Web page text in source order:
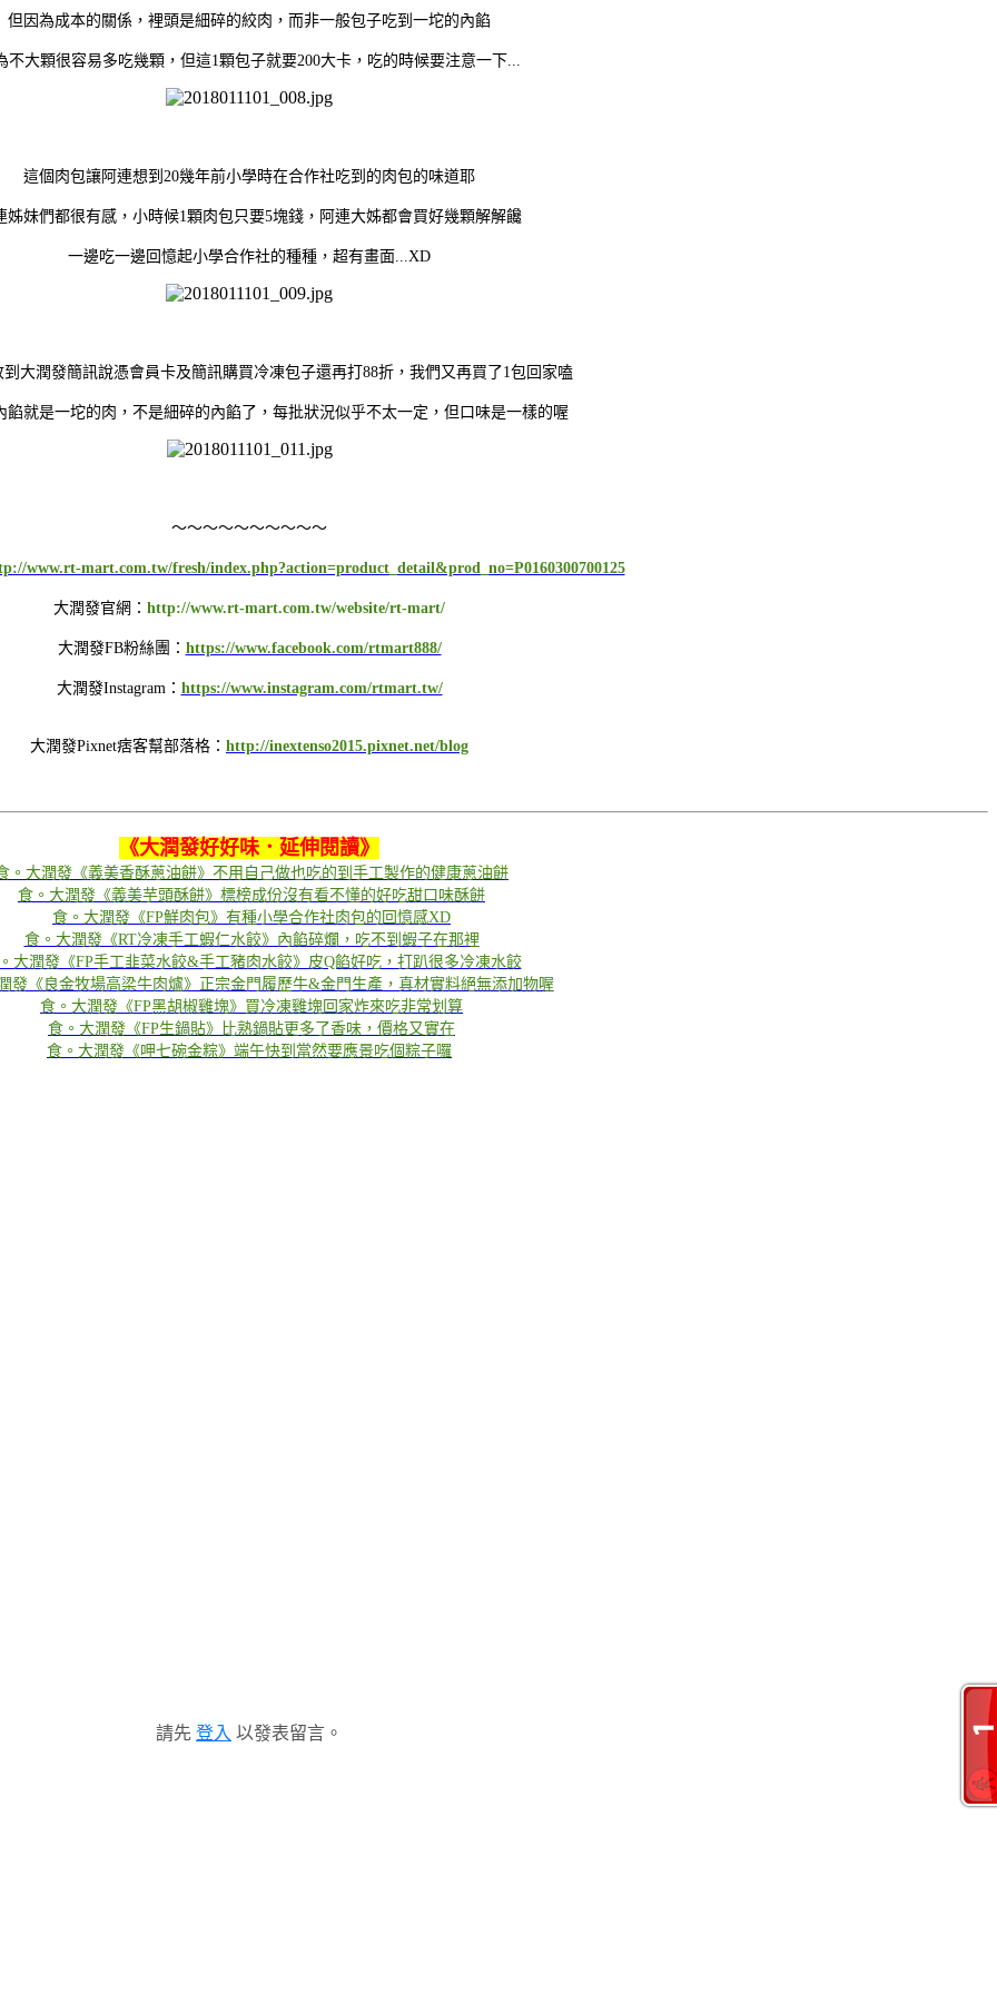
但因為成本的關係，裡頭是細碎的絞肉，而非一般包子吃到一坨的內餡
不大顆很容易多吃幾顆，但這1顆包子就要200大卡，吃的時候要注意一下...
這個肉包讓阿連想到20幾年前小學時在合作社吃到的肉包的味道耶
姊妹們都很有感，小時候1顆肉包只要5塊錢，阿連大姊都會買好幾顆解解饞
一邊吃一邊回憶起小學合作社的種種，超有畫面...XD
大潤發簡訊說憑會員卡及簡訊購買冷凍包子還再打88折，我們又再買了1包回家嗑
餡就是一坨的肉，不是細碎的內餡了，每批狀況似乎不太一定，但口味是一樣的喔
～～～～～～～～～～
www.rt-mart.com.tw/fresh/index.php?action=product_detail&prod_no=P0160300700125
大潤發官網： http://www.rt-mart.com.tw/website/rt-mart/
大潤發FB粉絲團： https://www.facebook.com/rtmart888/
大潤發Instagram： https://www.instagram.com/rtmart.tw/
大潤發Pixnet痞客幫部落格： http://inextenso2015.pixnet.net/blog
《大潤發好好味．延伸閱讀》
。大潤發《義美香酥蔥油餅》不用自己做也吃的到手工製作的健康蔥油餅
食。大潤發《義美芋頭酥餅》標榜成份沒有看不懂的好吃甜口味酥餅
食。大潤發《FP鮮肉包》有種小學合作社肉包的回憶感XD
食。大潤發《RT冷凍手工蝦仁水餃》內餡碎爛，吃不到蝦子在那裡
大潤發《FP手工韭菜水餃&手工豬肉水餃》皮Q餡好吃，打趴很多冷凍水餃
發《良金牧場高梁牛肉爐》正宗金門履歷牛&金門生產，真材實料絕無添加物喔
食。大潤發《FP黑胡椒雞塊》買冷凍雞塊回家炸來吃非常划算
食。大潤發《FP生鍋貼》比熟鍋貼更多了香味，價格又實在
食。大潤發《呷七碗金粽》端午快到當然要應景吃個粽子囉
請先 登入 以發表留言。